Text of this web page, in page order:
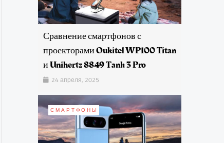
Сравнение смартфонов с
проекторами Oukitel WP100 Titan
и Unihertz 8849 Tank 3 Pro
24 апреля, 2025
СМАРТФОНЫ